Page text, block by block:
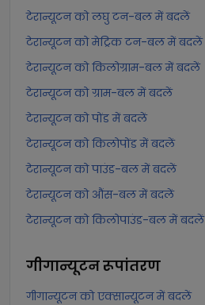
टेरान्यूटन को लघु टन-बल में बदलें
टेरान्यूटन को मेट्रिक टन-बल में बदलें
टेरान्यूटन को किलोग्राम-बल में बदलें
टेरान्यूटन को ग्राम-बल में बदलें
टेरान्यूटन को पोंड में बदलें
टेरान्यूटन को किलोपोंड में बदलें
टेरान्यूटन को पाउंड-बल में बदलें
टेरान्यूटन को औंस-बल में बदलें
टेरान्यूटन को किलोपाउंड-बल में बदलें
गीगान्यूटनरूपांतरण
गीगान्यूटन को एक्सान्यूटन में बदलें